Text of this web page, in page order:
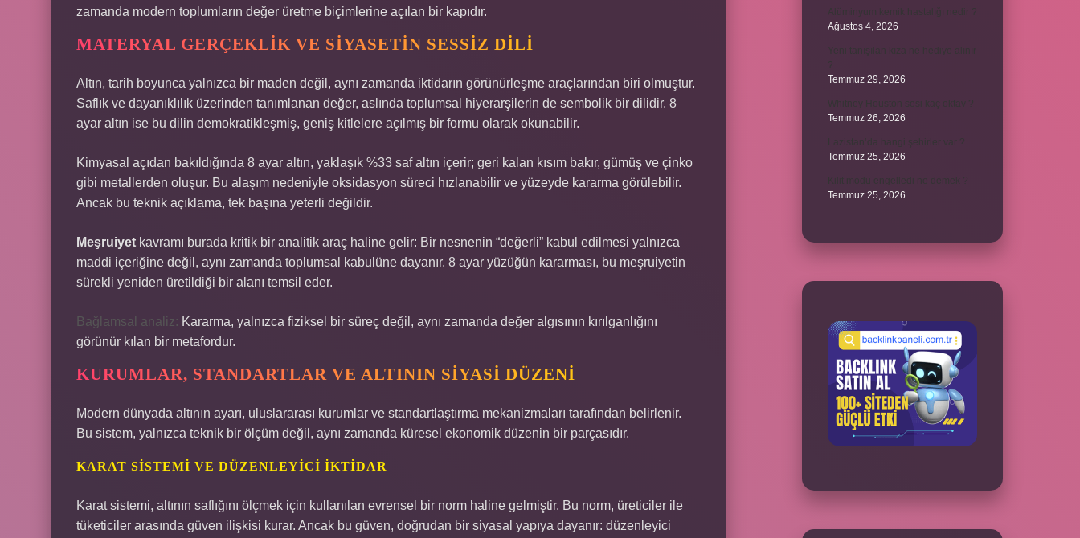
zamanda modern toplumların değer üretme biçimlerine açılan bir kapıdır.
MATERYAL GERÇEKLIK VE SIYASETIN SESSIZ DILI
Altın, tarih boyunca yalnızca bir maden değil, aynı zamanda iktidarın görünürleşme araçlarından biri olmuştur.
Saflık ve dayanıklılık üzerinden tanımlanan değer, aslında toplumsal hiyerarşilerin de sembolik bir dilidir. 8
ayar altın ise bu dilin demokratikleşmiş, geniş kitlelere açılmış bir formu olarak okunabilir.
Kimyasal açıdan bakıldığında 8 ayar altın, yaklaşık %33 saf altın içerir; geri kalan kısım bakır, gümüş ve çinko
gibi metallerden oluşur. Bu alaşım nedeniyle oksidasyon süreci hızlanabilir ve yüzeyde kararma görülebilir.
Ancak bu teknik açıklama, tek başına yeterli değildir.
Meşruiyet kavramı burada kritik bir analitik araç haline gelir: Bir nesnenin “değerli” kabul edilmesi yalnızca
maddi içeriğine değil, aynı zamanda toplumsal kabulüne dayanır. 8 ayar yüzüğün kararması, bu meşruiyetin
sürekli yeniden üretildiği bir alanı temsil eder.
Bağlamsal analiz: Kararma, yalnızca fiziksel bir süreç değil, aynı zamanda değer algısının kırılganlığını
görünür kılan bir metafordur.
KURUMLAR, STANDARTLAR VE ALTININ SIYASI DÜZENI
Modern dünyada altının ayarı, uluslararası kurumlar ve standartlaştırma mekanizmaları tarafından belirlenir.
Bu sistem, yalnızca teknik bir ölçüm değil, aynı zamanda küresel ekonomik düzenin bir parçasıdır.
KARAT SISTEMI VE DÜZENLEYICI İKTIDAR
Karat sistemi, altının saflığını ölçmek için kullanılan evrensel bir norm haline gelmiştir. Bu norm, üreticiler ile
tüketiciler arasında güven ilişkisi kurar. Ancak bu güven, doğrudan bir siyasal yapıya dayanır: düzenleyici
Alüminyum kemik hastalığı nedir ?
Ağustos 4, 2026
Temmuz 29, 2026
Temmuz 26, 2026
Temmuz 25, 2026
Temmuz 25, 2026